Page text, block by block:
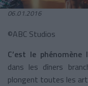
06.01.2016
©ABC Studios
C’est le
dans les dîners
plongent toutes les